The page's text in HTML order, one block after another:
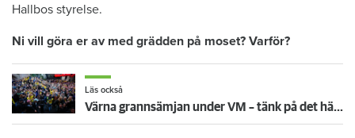
Hallbos styrelse.
Ni vill göra er av med grädden på moset? Varför?
Läs också
Värna grannsämjan under VM – tänk på det här inför fortsatta nattmatcher